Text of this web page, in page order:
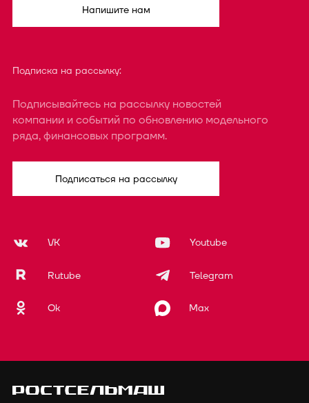
Напишите нам
Подписка на рассылку:
Подписывайтесь на рассылку новостей
компании и событий по обновлению модельного
ряда, финансовых программ.
Подписаться на рассылку
VK Youtube
Rutube Telegram
Ok Max